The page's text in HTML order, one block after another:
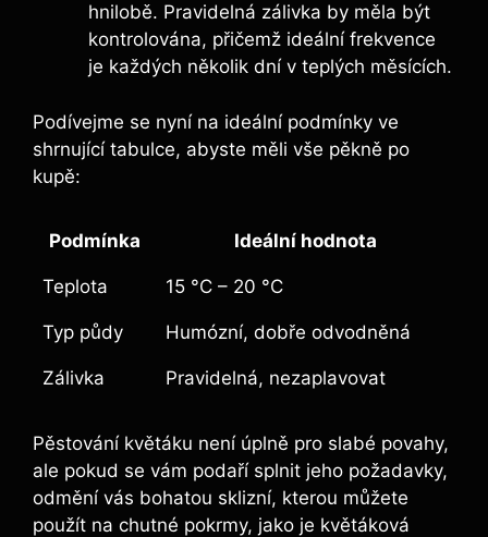
hnilobě. Pravidelná zálivka by měla být
kontrolována, přičemž ideální frekvence
je každých několik dní v teplých měsících.
Podívejme se nyní na ideální podmínky ve
shrnující tabulce, abyste měli vše pěkně po
kupě:
Podmínka Ideální hodnota
Teplota 15 °C – 20 °C
Typ půdy Humózní, dobře odvodněná
Zálivka Pravidelná, nezaplavovat
Pěstování květáku není úplně pro slabé povahy,
ale pokud se vám podaří splnit jeho požadavky,
odmění vás bohatou sklizní, kterou můžete
použít na chutné pokrmy, jako je květáková